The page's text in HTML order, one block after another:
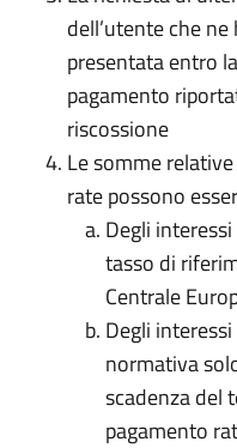
dell’utente che
presentata entro
pagamento
riscossione
Le somme
rate possono
Degli
tasso di
Centrale
Degli
normativa
scadenza del
pagamento